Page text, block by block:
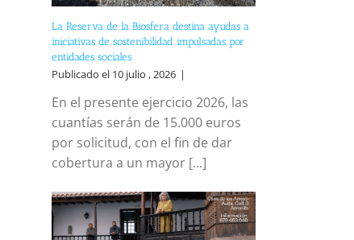
La Reserva de la Biosfera destina ayudas a
iniciativas de sostenibilidad impulsadas por
entidades sociales
Publicado el 10 julio , 2026 |
En el presente ejercicio 2026, las
cuantías serán de 15.000 euros
por solicitud, con el fin de dar
cobertura a un mayor [...]